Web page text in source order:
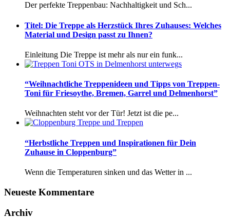
Der perfekte Treppenbau: Nachhaltigkeit und Sch...
Titel: Die Treppe als Herzstück Ihres Zuhauses: Welches
Material und Design passt zu Ihnen?
Einleitung Die Treppe ist mehr als nur ein funk...
“Weihnachtliche Treppenideen und Tipps von Treppen-
Toni für Friesoythe, Bremen, Garrel und Delmenhorst”
Weihnachten steht vor der Tür! Jetzt ist die pe...
“Herbstliche Treppen und Inspirationen für Dein
Zuhause in Cloppenburg”
Wenn die Temperaturen sinken und das Wetter in ...
Neueste Kommentare
Archiv